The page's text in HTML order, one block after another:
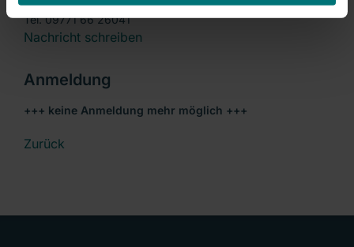
Tel. 09771 66 26041
Nachricht schreiben
Anmeldung
+++ keine Anmeldung mehr möglich +++
Zurück